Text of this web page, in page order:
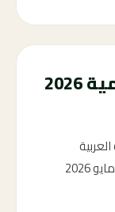
إجازة عيد الأضحى الرسمية 2026
السعودية من يوم وقفة عرفة الثلاثاء 26 مايو 2026